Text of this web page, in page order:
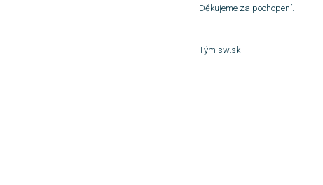
Děkujeme za pochopení.
Tým sw.sk